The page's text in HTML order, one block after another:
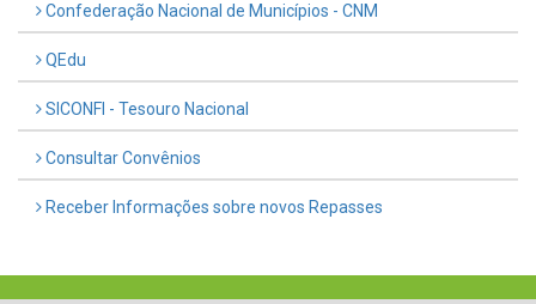
Confederação Nacional de Municípios - CNM
QEdu
SICONFI - Tesouro Nacional
Consultar Convênios
Receber Informações sobre novos Repasses